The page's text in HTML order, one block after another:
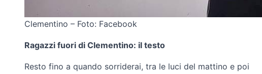
Clementino – Foto: Facebook
Ragazzi fuori di Clementino: il testo
Resto fino a quando sorriderai, tra le luci del mattino e poi